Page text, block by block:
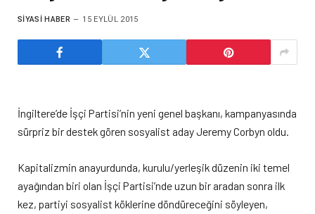
SIYASI HABER 15 EYLÜL 2015
İngiltere’de İşçi Partisi’nin yeni genel başkanı, kampanyasında
sürpriz bir destek gören sosyalist aday Jeremy Corbyn oldu.
Kapitalizmin anayurdunda, kurulu/yerleşik düzenin iki temel
ayağından biri olan İşçi Partisi’nde uzun bir aradan sonra ilk
kez, partiyi sosyalist köklerine döndüreceğini söyleyen,